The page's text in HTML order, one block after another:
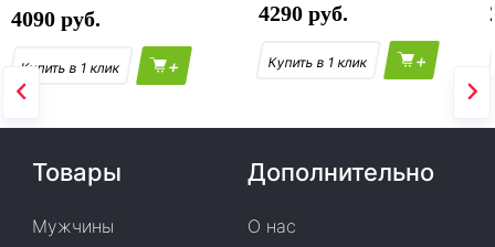
4090
+
4290
+
Товары
Мужчины
Дополнительно
О нас